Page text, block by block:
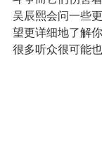
吴辰熙会问一些
望更详细地了解
很多听众很可能